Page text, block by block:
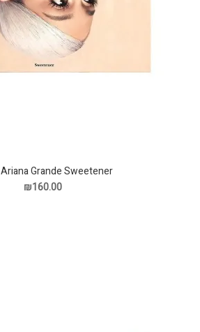
Ariana Grande Sweetener תקליט
₪160.00